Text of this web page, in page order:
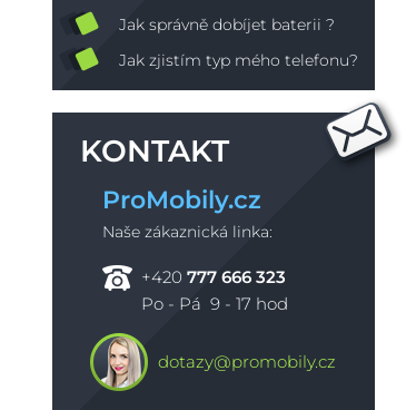
Jak správně dobíjet baterii ?
Jak zjistím typ mého telefonu?
KONTAKT
ProMobily.cz
Naše zákaznická linka:
+420 777 666 323
Po - Pá 9 - 17 hod
dotazy@promobily.cz